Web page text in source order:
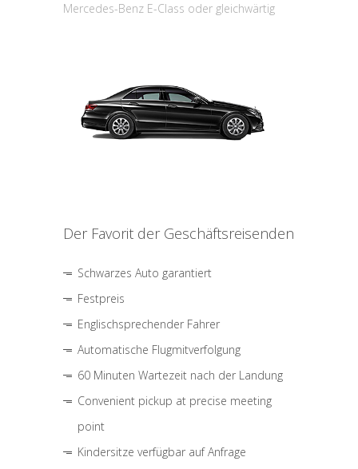
Mercedes-Benz E-Class oder gleichwärtig
Der Favorit der Geschäftsreisenden
Schwarzes Auto garantiert
Festpreis
Englischsprechender Fahrer
Automatische Flugmitverfolgung
60 Minuten Wartezeit nach der Landung
Convenient pickup at precise meeting
point
Kindersitze verfügbar auf Anfrage